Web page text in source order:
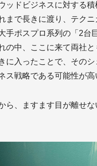
ッドビジネスに対する
まで長きに渡り、テク
手ポスプロ系列の「2台
の中、ここに来て両社
に入ったことで、そのシ
ス戦略である可能性が高
ら、ますます目が離せ